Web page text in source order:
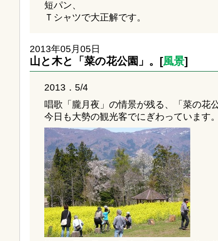
短パン、
Ｔシャツで大正解です。
2013年05月05日
山と木と「菜の花公園」。[風景]
2013．5/4
唱歌「朧月夜」の情景が残る、「菜の花
今日も大勢の観光客でにぎわっています